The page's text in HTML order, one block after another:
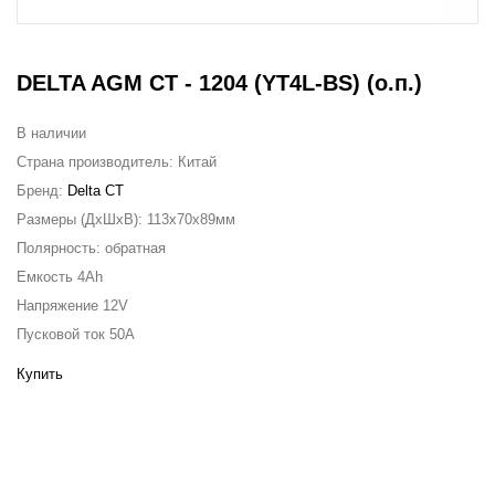
DELTA AGM CT - 1204 (YT4L-BS) (о.п.)
В наличии
Страна производитель: Китай
Бренд: Delta CT
Размеры (ДxШxВ): 113x70x89мм
Полярность: обратная
Емкость 4Ah
Напряжение 12V
Пусковой ток 50A
Купить